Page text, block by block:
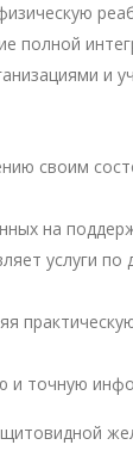
полной
и
своим
на
услуги
точную